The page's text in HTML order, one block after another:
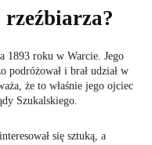
rzeźbiarza?
1893 roku w Warcie. Jego
podróżował i brał udział w
że to właśnie jego ojciec
Szukalskiego.
się sztuką, a